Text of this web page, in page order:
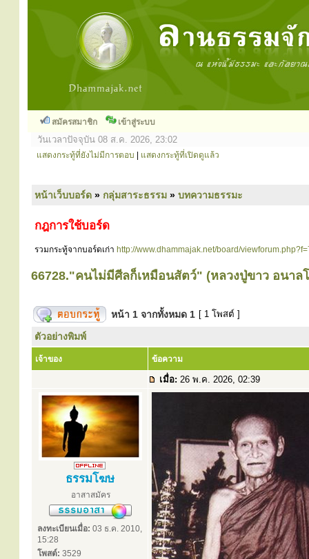
สมัครสมาชิก เข้าสู่ระบบ
วันเวลาปัจจุบัน 08 ส.ค. 2026, 23:02
แสดงกระทู้ที่ยังไม่มีการตอบ แสดงกระทู้ที่เปิดดูแล้ว
หน้าเว็บบอร์ด » กลุ่มสาระธรรม » บทความธรรมะ
กฎการใช้บอร์ด
รวมกระทู้จากบอร์ดเก่า http://www.dhammajak.net/board/
66728."คนไม่มีศีลก็เหมือนสัตว์" (หลวงปู่ขาว อนาล
หน้า 1 จากทั้งหมด 1 [ 1 โพสต์ ]
ตัวอย่างพิมพ์
เจ้าของ ข้อความ
เมื่อ: 26 พ.ค. 2026, 02:39
ธรรมโฆษ
อาสาสมัคร
ลงทะเบียนเมื่อ: 03 ธ.ค. 2010,
15:28
โพสต์: 3529